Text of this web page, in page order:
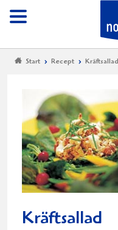
Meny
Start Recept Kräftsallad
Kräftsallad